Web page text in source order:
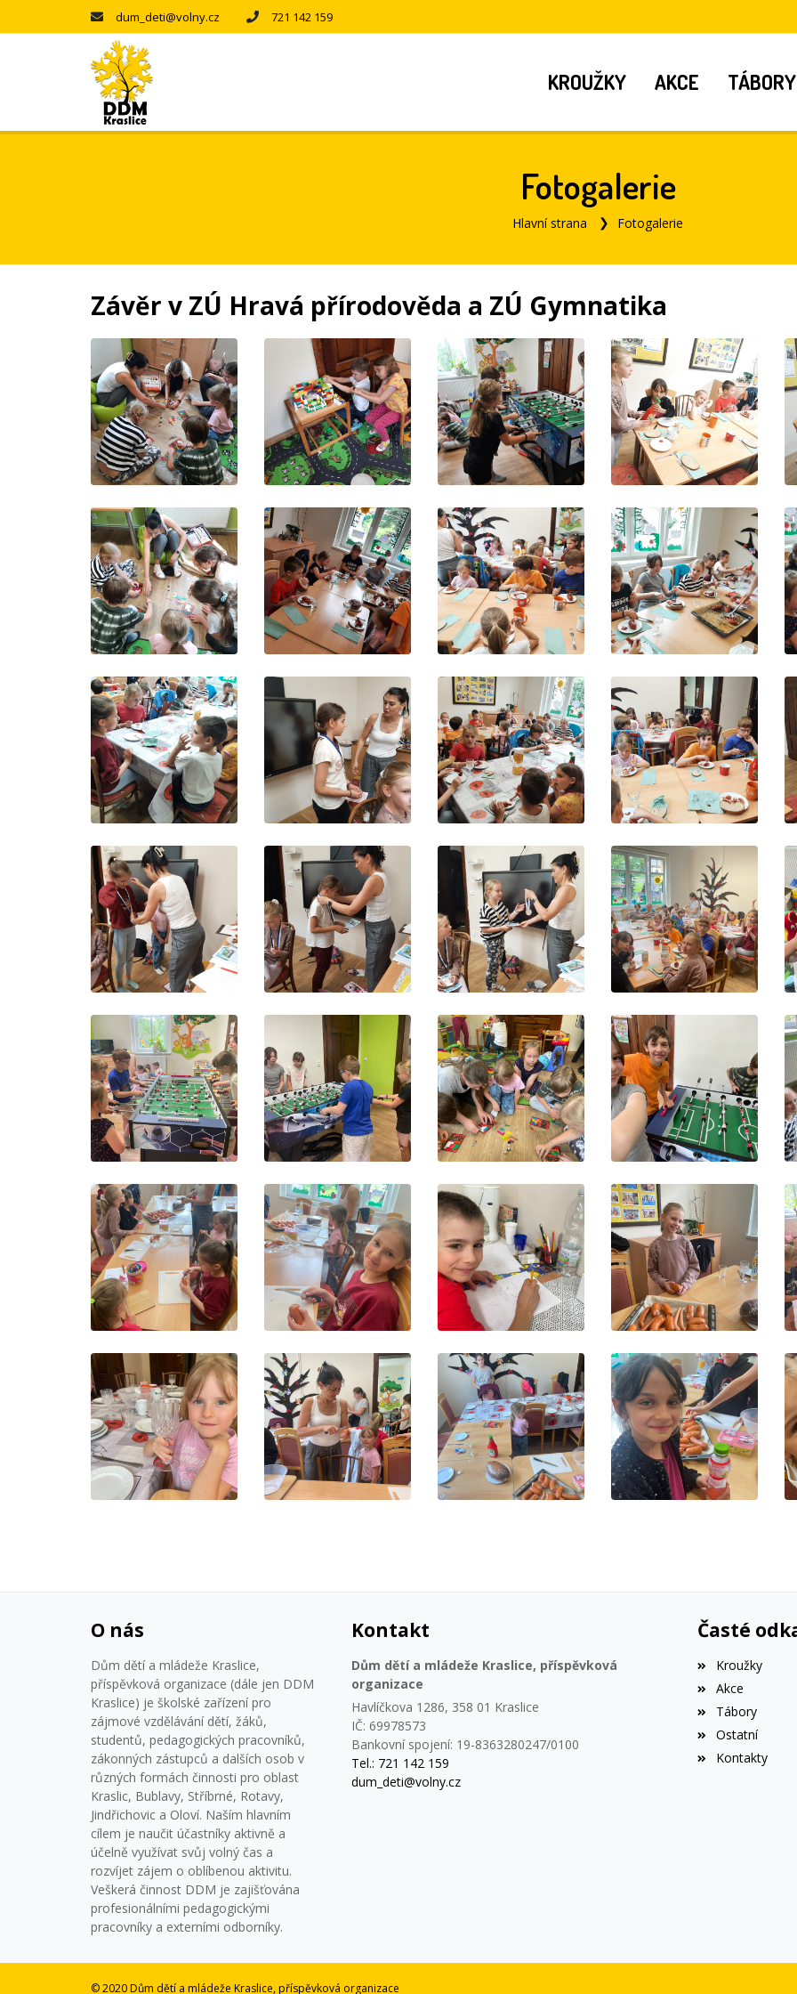
dum_deti@volny.cz 721 142 159
KROUŽKY AKCE TÁBORY
Fotogalerie
Hlavní strana Fotogalerie
Závěr v ZÚ Hravá přírodověda a ZÚ Gymnatika
O nás
Dům dětí a mládeže Kraslice,
příspěvková organizace (dále jen DDM
Kraslice) je školské zařízení pro
zájmové vzdělávání dětí, žáků,
studentů, pedagogických pracovníků,
zákonných zástupců a dalších osob v
různých formách činnosti pro oblast
Kraslic, Bublavy, Stříbrné, Rotavy,
Jindřichovic a Oloví. Naším hlavním
cílem je naučit účastníky aktivně a
účelně využívat svůj volný čas a
rozvíjet zájem o oblíbenou aktivitu.
Veškerá činnost DDM je zajišťována
profesionálními pedagogickými
pracovníky a externími odborníky.
Kontakt
Dům dětí a mládeže Kraslice, příspěvková
organizace
Havlíčkova 1286, 358 01 Kraslice
IČ: 69978573
Bankovní spojení: 19-8363280247/0100
Tel.: 721 142 159
dum_deti@volny.cz
Časté
Kroužky
Akce
Tábory
Ostatní
Kontakty
© 2020 Dům dětí a mládeže Kraslice, příspěvková organizace